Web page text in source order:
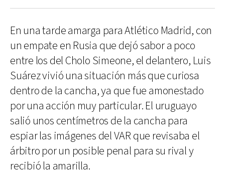
En una tarde amarga para Atlético Madrid, con
un empate en Rusia que dejó sabor a poco
entre los del Cholo Simeone, el delantero, Luis
Suárez vivió una situación más que curiosa
dentro de la cancha, ya que fue amonestado
por una acción muy particular. El uruguayo
salió unos centímetros de la cancha para
espiar las imágenes del VAR que revisaba el
árbitro por un posible penal para su rival y
recibió la amarilla.